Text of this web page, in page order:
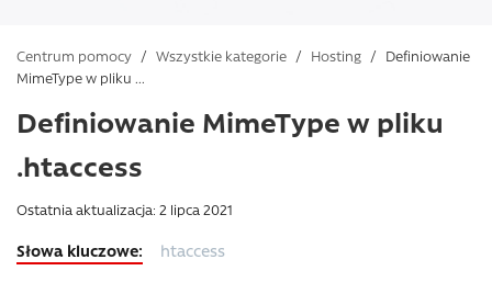
Centrum pomocy / Wszystkie kategorie / Hosting / Definiowanie
MimeType w pliku ...
Definiowanie MimeType w pliku
.htaccess
Ostatnia aktualizacja: 2 lipca 2021
htaccess